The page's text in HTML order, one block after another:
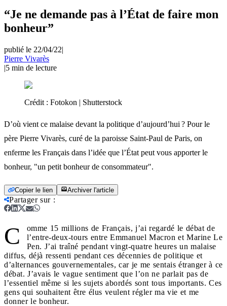
“Je ne demande pas à l’État de faire mon
bonheur”
publié le 22/04/22|
Pierre Vivarès
|5 min de lecture
Crédit : Fotokon | Shutterstock
D’où vient ce malaise devant la politique d’aujourd’hui ? Pour le
père Pierre Vivarès, curé de la paroisse Saint-Paul de Paris, on
enferme les Français dans l’idée que l’État peut vous apporter le
bonheur, "un petit bonheur de consommateur".
Copier le lien Archiver l'article
Partager sur:
C
omme 15 millions de Français, j’ai regardé le débat de
l’entre-deux-tours entre Emmanuel Macron et Marine Le
Pen. J’ai traîné pendant vingt-quatre heures un malaise
diffus, déjà ressenti pendant ces décennies de politique et
d’alternances gouvernementales, car je me sentais étranger à ce
débat. J’avais le vague sentiment que l’on ne parlait pas de
l’essentiel même si les sujets abordés sont tous importants. Ces
gens qui souhaitent être élus veulent régler ma vie et me
donner le bonheur.